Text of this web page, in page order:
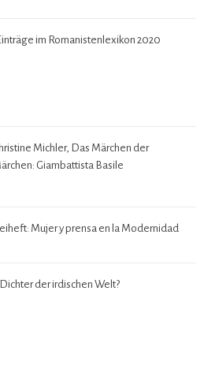
im Romanistenlexikon 2020
Michler, Das Märchen der
Giambattista Basile
Mujer y prensa en la Modernidad
der irdischen Welt?